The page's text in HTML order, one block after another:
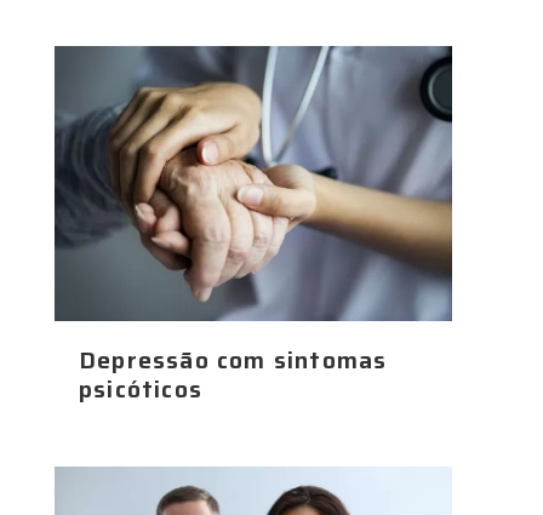
Depressão com sintomas
psicóticos